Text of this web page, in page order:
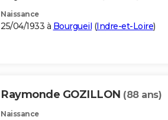
Naissance
25/04/1933 à Bourgueil (Indre-et-Loire)
Raymonde GOZILLON (88 ans)
Naissance